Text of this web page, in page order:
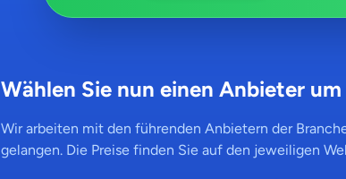
Wählen Sie nun einen Anbieter
Wir arbeiten mit den führenden Anbietern der
gelangen. Die Preise finden Sie auf den jeweiligen